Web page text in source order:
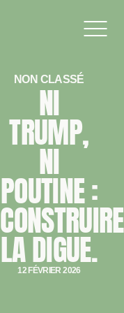
NON CLASSÉ
NI
TRUMP,
NI
POUTINE :
CONSTRUIRE
LA DIGUE.
12 FÉVRIER 2026